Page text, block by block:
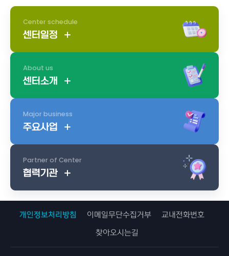
Center schedule
센터일정
About us
센터소개
Major business
주요사업
Partner of Center
협력기관
개인정보처리방침 이메일무단수집거부 교내전화번호
찾아오시는길